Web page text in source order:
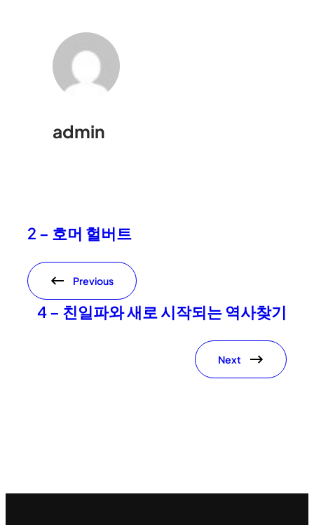
admin
2 – 호머 헐버트
Previous
4 – 친일파와 새로 시작되는 역사찾기
Next